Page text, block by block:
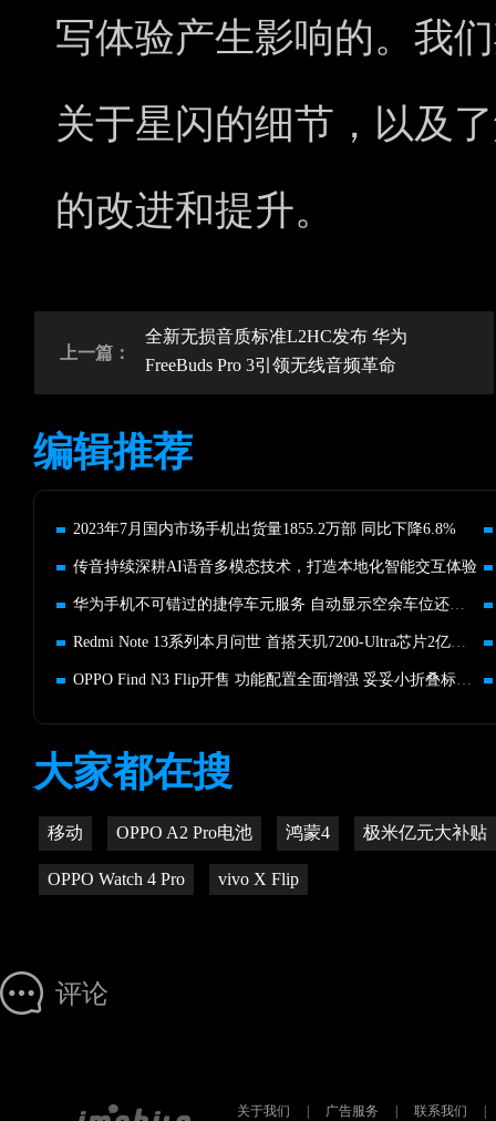
写体验产生影响的。我
关于星闪的细节，以及
的改进和提升。
上一篇：
全新无损音质标准L2HC发布 华为
FreeBuds Pro 3引领无线音频革命
编辑推荐
2023年7月国内市场手机出货量1855.2万部 同比下降6.8%
传音持续深耕AI语音多模态技术，打造本地化智能交互体验
华为手机不可错过的捷停车元服务 自动显示空余车位还能无感支付
Redmi Note 13系列本月问世 首搭天玑7200-Ultra芯片2亿像素主摄
OPPO Find N3 Flip开售 功能配置全面增强 妥妥小折叠标杆级体验
大家都在搜
移动 OPPO A2 Pro电池 鸿蒙4 极米亿元大补贴
OPPO Watch 4 Pro vivo X Flip
评论
关于我们 广告服务 联系我们